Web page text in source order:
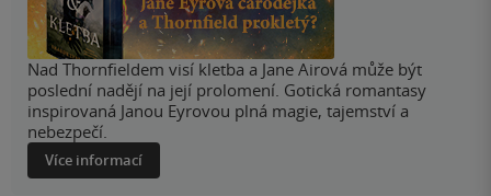
Nad Thornfieldem visí kletba a Jane Airová může být
poslední nadějí na její prolomení. Gotická romantasy
inspirovaná Janou Eyrovou plná magie, tajemství a
nebezpečí.
Více informací